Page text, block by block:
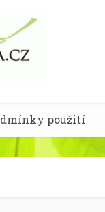
použití